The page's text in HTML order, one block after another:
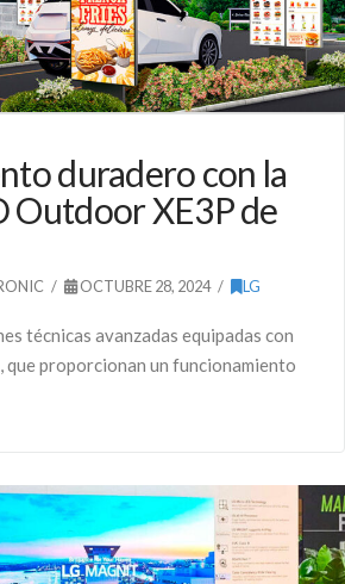
duradero con la
Outdoor XE3P de
OCTUBRE 28, 2024 LG
técnicas avanzadas equipadas con
que proporcionan un funcionamiento